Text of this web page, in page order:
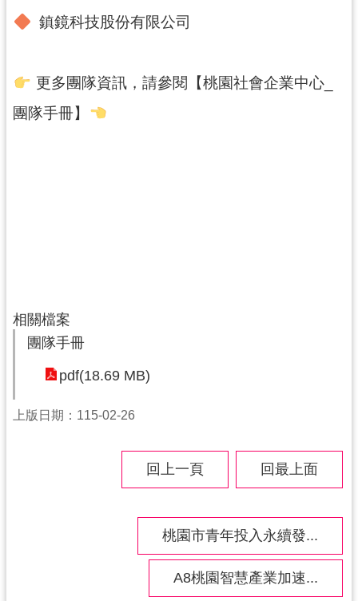
鎮鏡科技股份有限公司
更多團隊資訊，請參閱【桃園社會企業中心_
團隊手冊】
相關檔案
團隊手冊
pdf(18.69 MB)
上版日期：115-02-26
回上一頁 回最上面
桃園市青年投入永續發...
A8桃園智慧產業加速...